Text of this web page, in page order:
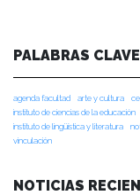
PALABRAS
agenda facultad arte y cultura
instituto de ciencias de la educación
instituto de lingüística y literatura
vinculación
NOTICIAS